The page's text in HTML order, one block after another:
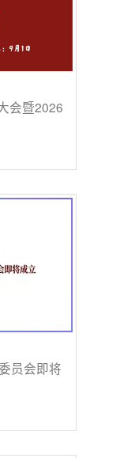
会暨2026
员会即将